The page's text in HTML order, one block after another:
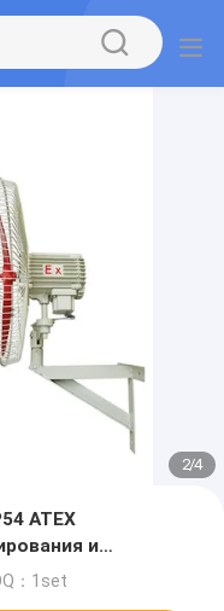
2/4
ATEX
и
：1set